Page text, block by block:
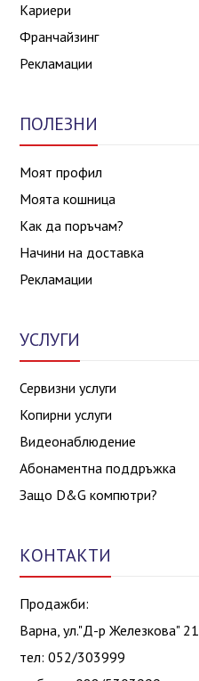
Кариери
Франчайзинг
Рекламации
ПОЛЕЗНИ
Моят профил
Моята кошница
Как да поръчам?
Начини на доставка
Рекламации
УСЛУГИ
Сервизни услуги
Копирни услуги
Видеонаблюдение
Абонаментна поддръжка
Защо D&G компютри?
КОНТАКТИ
Продажби:
Варна, ул."Д-р Железкова" 21
тел: 052/303999